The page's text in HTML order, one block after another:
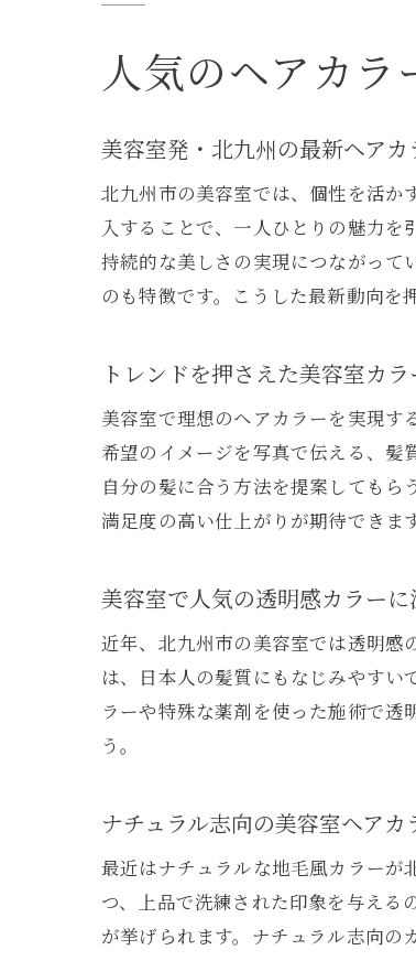
人気のヘアカ
美容室発・北九州の最新ヘアカ
北九州市の美容室では、個性を活か
入することで、一人ひとりの魅力を
持続的な美しさの実現につながって
のも特徴です。こうした最新動向を
トレンドを押さえた美容室カ
美容室で理想のヘアカラーを実現す
希望のイメージを写真で伝える、髪
自分の髪に合う方法を提案してもら
満足度の高い仕上がりが期待できます
美容室で人気の透明感カラーに
近年、北九州市の美容室では透明感
は、日本人の髪質にもなじみやすい
ラーや特殊な薬剤を使った施術で
う。
ナチュラル志向の美容室ヘアカ
最近はナチュラルな地毛風カラーが
つ、上品で洗練された印象を与える
が挙げられます。ナチュラル志向の